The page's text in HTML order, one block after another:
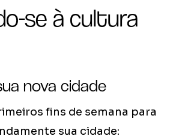
se à cultura
nova cidade
fins de semana para
sua cidade: